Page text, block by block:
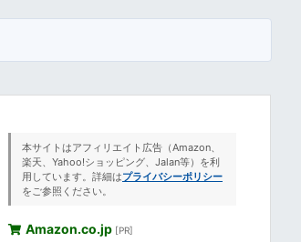
本サイトはアフィリエイト広告（Amazon、
楽天、Yahoo!ショッピング、Jalan等）を利
用しています。詳細はプライバシーポリシー
をご参照ください。
Amazon.co.jp [PR]